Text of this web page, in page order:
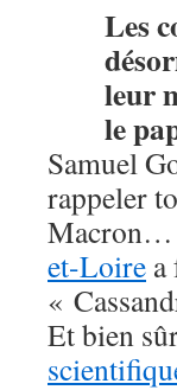
Les
leur
le
Samuel
rappeler
Macron…
et-Loire a
«
Et bien